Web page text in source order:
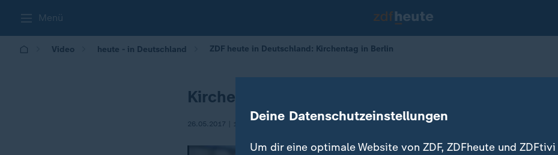
Menü
Video heute - in Deutschland ZDF heute in Deutschland: Kirchentag in Berlin
Kirchentag in Berlin
26.05.2017 | 14:00 Deine Datenschutzeinstellungen
Um dir eine optimale Website von ZDF, ZDFheute und ZDFtivi